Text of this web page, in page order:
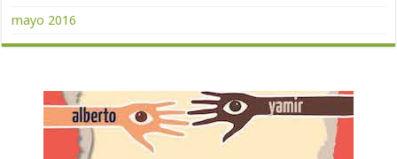
mayo 2016